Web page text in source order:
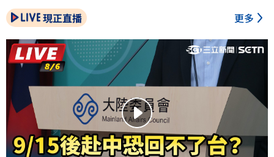
現正直播 更多